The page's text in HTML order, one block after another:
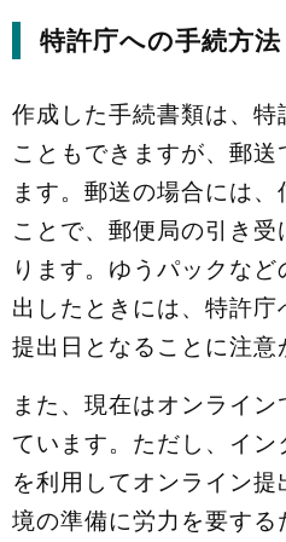
特許庁への手続方法
作成した手続書類は、
こともできますが、郵
ます。郵送の場合には
ことで、郵便局の引き
ります。ゆうパックな
出したときには、特許
提出日となることに注意
また、現在はオンライ
ています。ただし、イン
を利用してオンライン
境の準備に労力を要す